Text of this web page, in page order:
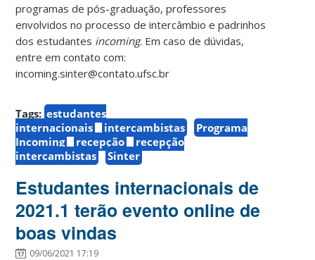
programas de pós-graduação, professores
envolvidos no processo de intercâmbio e padrinhos
dos estudantes incoming. Em caso de dúvidas,
entre em contato com:
incoming.sinter@contato.ufsc.br
Tags: estudantes
internacionais
intercambistas
Programa
Incoming
recepção
recepção
intercambistas
Sinter
Estudantes internacionais de
2021.1 terão evento online de
boas vindas
09/06/2021 17:19